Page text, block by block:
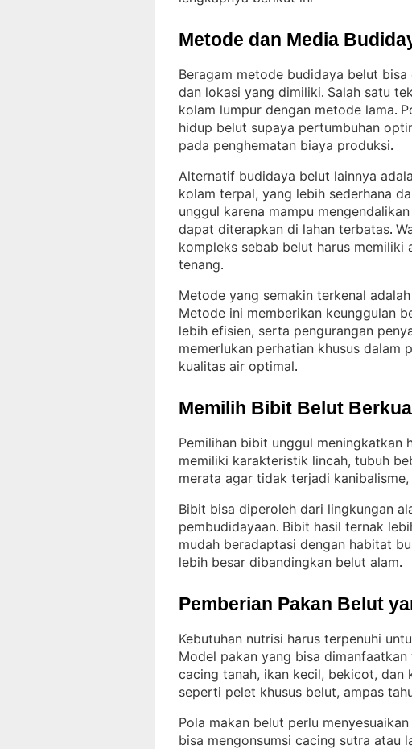
Metode dan Media
Beragam metode budidaya belut
dan lokasi yang dimiliki. Salah satu
kolam lumpur dengan metode lama.
hidup belut supaya pertumbuhan
pada penghematan biaya produksi.
Alternatif budidaya belut lainnya
kolam terpal, yang lebih sederhana
unggul karena mampu
dapat diterapkan di lahan terbatas.
kompleks sebab belut harus memiliki
tenang.
Metode yang semakin terkenal
Metode ini memberikan keunggulan
lebih efisien, serta pengurangan
memerlukan perhatian khusus dalam
kualitas air optimal.
Memilih Bibit Belut
Pemilihan bibit unggul meningkatkan
memiliki karakteristik lincah, tubuh
merata agar tidak terjadi
Bibit bisa diperoleh dari lingkungan
pembudidayaan. Bibit hasil ternak
mudah beradaptasi dengan habitat
lebih besar dibandingkan belut alam.
Pemberian Pakan Belut
Kebutuhan nutrisi harus terpenuhi
Model pakan yang bisa
cacing tanah, ikan kecil, bekicot, dan
seperti pelet khusus belut, ampas
Pola makan belut perlu menyesuaikan
bisa mengonsumsi cacing sutra atau